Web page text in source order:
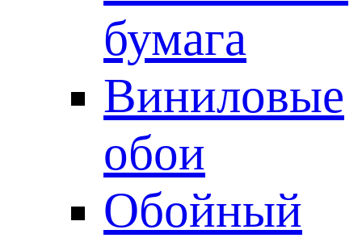
бумага
Виниловые
обои
Обойный